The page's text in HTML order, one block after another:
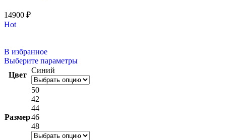
14900 ₽
Hot
В избранное
Выберите параметры
Цвет
Синий
Размер
50
42
44
46
48